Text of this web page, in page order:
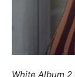
White Album 2